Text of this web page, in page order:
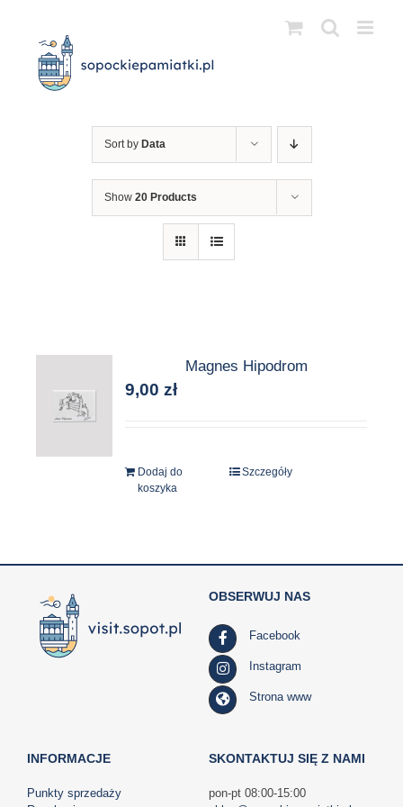
zawartości
Sort by Data
Show 20 Products
Magnes Hipodrom
9,00zł
Dodaj do
koszyka
Szczegóły
INFORMACJE
Punkty sprzedaży
OBSERWUJ NAS
Facebook
Instagram
Strona www
SKONTAKTUJ SIĘ Z NAMI
pon-pt 08:00-15:00